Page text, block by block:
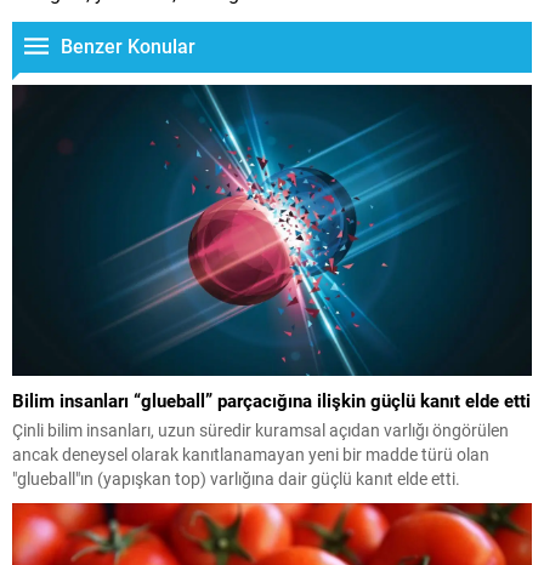
Benzer Konular
Bilim insanları “glueball” parçacığına ilişkin güçlü kanıt elde etti
Çinli bilim insanları, uzun süredir kuramsal açıdan varlığı öngörülen
ancak deneysel olarak kanıtlanamayan yeni bir madde türü olan
"glueball"ın (yapışkan top) varlığına dair güçlü kanıt elde etti.